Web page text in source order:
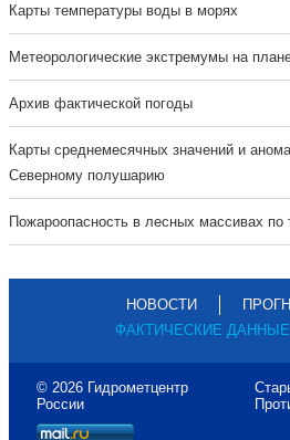
Карты температуры воды в морях
Метеорологические экстремумы на
Архив фактической погоды
Карты среднемесячных значений и
Северному полушарию
Пожароопасность в лесных массивах по
НОВОСТИ
ФАКТИЧЕСКИЕ ДАННЫЕ
© 2026 Гидрометцентр
России